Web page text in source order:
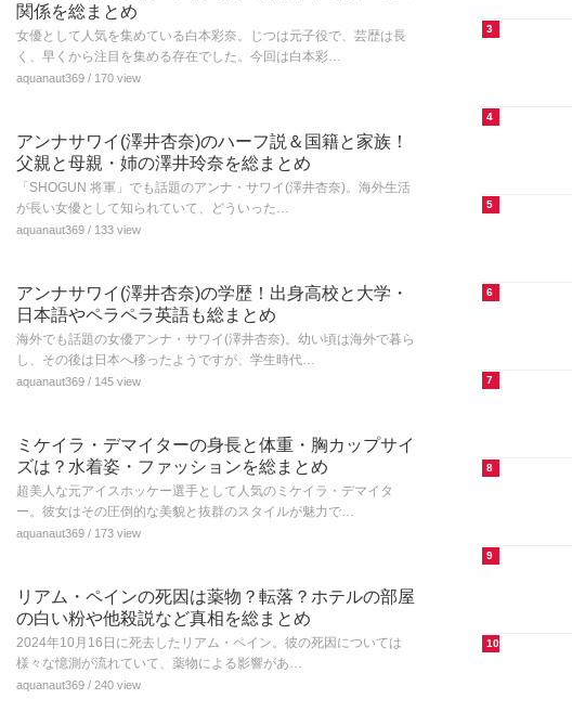
関係を総まとめ
女優として人気を集めている白本彩奈。じつは元子役で、芸歴は長
く、早くから注目を集める存在でした。今回は白本彩…
aquanaut369 / 170 view
アンナサワイ(澤井杏奈)のハーフ説＆国籍と家族！
父親と母親・姉の澤井玲奈を総まとめ
「SHOGUN 将軍」でも話題のアンナ・サワイ(澤井杏奈)。海外生活
が長い女優として知られていて、どういった…
aquanaut369 / 133 view
アンナサワイ(澤井杏奈)の学歴！出身高校と大学・
日本語やペラペラ英語も総まとめ
海外でも話題の女優アンナ・サワイ(澤井杏奈)。幼い頃は海外で暮ら
し、その後は日本へ移ったようですが、学生時代…
aquanaut369 / 145 view
ミケイラ・デマイターの身長と体重・胸カップサイ
ズは？水着姿・ファッションを総まとめ
超美人な元アイスホッケー選手として人気のミケイラ・デマイタ
ー。彼女はその圧倒的な美貌と抜群のスタイルが魅力で…
aquanaut369 / 173 view
リアム・ペインの死因は薬物？転落？ホテルの部屋
の白い粉や他殺説など真相を総まとめ
2024年10月16日に死去したリアム・ペイン。彼の死因については
様々な憶測が流れていて、薬物による影響があ…
aquanaut369 / 240 view
3
4
5
6
7
8
9
10